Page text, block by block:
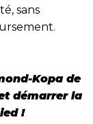
sans
Kopa de
démarrer la
!